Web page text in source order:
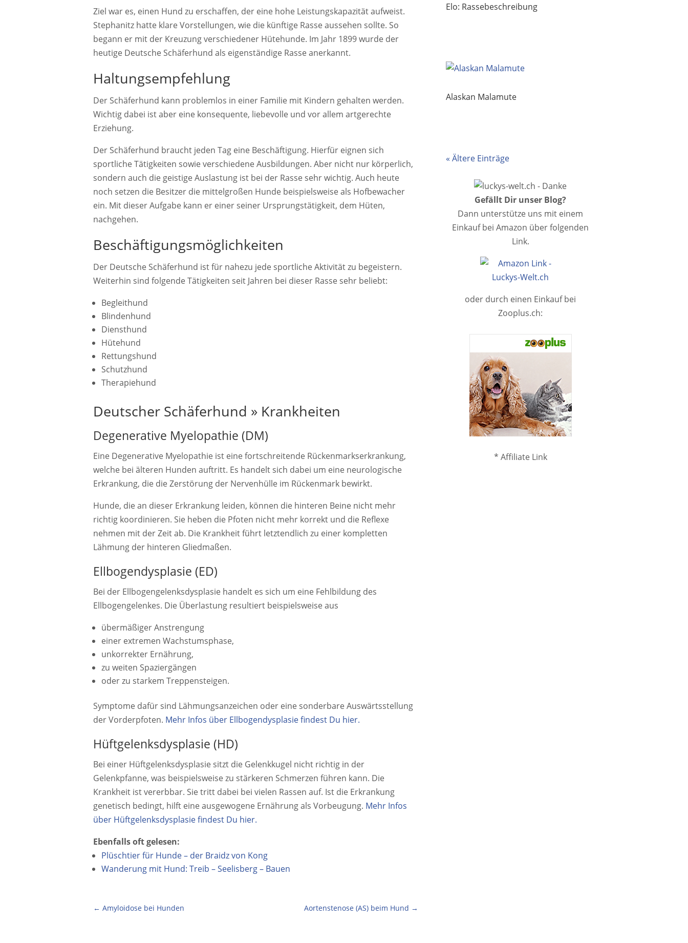
Ziel war es, einen Hund zu erschaffen, der eine hohe Leistungskapazität aufweist.
Stephanitz hatte klare Vorstellungen, wie die künftige Rasse aussehen sollte. So
begann er mit der Kreuzung verschiedener Hütehunde. Im Jahr 1899 wurde der
heutige Deutsche Schäferhund als eigenständige Rasse anerkannt.
Haltungsempfehlung
Der Schäferhund kann problemlos in einer Familie mit Kindern gehalten werden.
Wichtig dabei ist aber eine konsequente, liebevolle und vor allem artgerechte
Erziehung.
Der Schäferhund braucht jeden Tag eine Beschäftigung. Hierfür eignen sich
sportliche Tätigkeiten sowie verschiedene Ausbildungen. Aber nicht nur körperlich,
sondern auch die geistige Auslastung ist bei der Rasse sehr wichtig. Auch heute
noch setzen die Besitzer die mittelgroßen Hunde beispielsweise als Hofbewacher
ein. Mit dieser Aufgabe kann er einer seiner Ursprungstätigkeit, dem Hüten,
nachgehen.
Beschäftigungs­möglichkeiten
Der Deutsche Schäferhund ist für nahezu jede sportliche Aktivität zu begeistern.
Weiterhin sind folgende Tätigkeiten seit Jahren bei dieser Rasse sehr beliebt:
Begleithund
Blindenhund
Diensthund
Hütehund
Rettungshund
Schutzhund
Therapiehund
Deutscher Schäferhund » Krankheiten
Degenerative Myelopathie (DM)
Eine Degenerative Myelopathie ist eine fortschreitende Rückenmarkserkrankung,
welche bei älteren Hunden auftritt. Es handelt sich dabei um eine neurologische
Erkrankung, die die Zerstörung der Nervenhülle im Rückenmark bewirkt.
Hunde, die an dieser Erkrankung leiden, können die hinteren Beine nicht mehr
richtig koordinieren. Sie heben die Pfoten nicht mehr korrekt und die Reflexe
nehmen mit der Zeit ab. Die Krankheit führt letztendlich zu einer kompletten
Lähmung der hinteren Gliedmaßen.
Ellbogendysplasie (ED)
Bei der Ellbogengelenksdysplasie handelt es sich um eine Fehlbildung des
Ellbogengelenkes. Die Überlastung resultiert beispielsweise aus
übermäßiger Anstrengung
einer extremen Wachstumsphase,
unkorrekter Ernährung,
zu weiten Spaziergängen
oder zu starkem Treppensteigen.
Symptome dafür sind Lähmungsanzeichen oder eine sonderbare Auswärtsstellung
der Vorderpfoten. Mehr Infos über Ellbogendysplasie findest Du hier.
Hüftgelenksdysplasie (HD)
Bei einer Hüftgelenksdysplasie sitzt die Gelenkkugel nicht richtig in der
Gelenkpfanne, was beispielsweise zu stärkeren Schmerzen führen kann. Die
Krankheit ist vererbbar. Sie tritt dabei bei vielen Rassen auf. Ist die Erkrankung
genetisch bedingt, hilft eine ausgewogene Ernährung als Vorbeugung. Mehr Infos
über Hüftgelenksdysplasiefindest Du hier.
Ebenfalls oft gelesen:
Plüschtier für Hunde – der Braidz von Kong
Wanderung mit Hund: Treib – Seelisberg – Bauen
← Amyloidose bei Hunden Aortenstenose (AS) beim Hund →
Elo: Rassebeschreibung
Alaskan Malamute
« Ältere Einträge
Gefällt Dir unser Blog?
Dann unterstütze uns mit einem
Einkauf bei Amazon über folgenden
Link.
oder durch einen Einkauf bei
Zooplus.ch:
* Affiliate Link